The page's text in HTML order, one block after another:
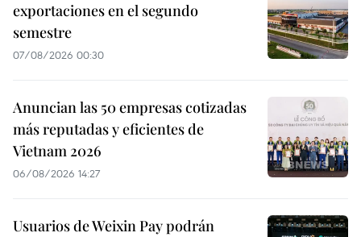
exportaciones en el segundo
semestre
07/08/2026 00:30
Anuncian las 50 empresas cotizadas
más reputadas y eficientes de
Vietnam 2026
06/08/2026 14:27
Usuarios de Weixin Pay podrán